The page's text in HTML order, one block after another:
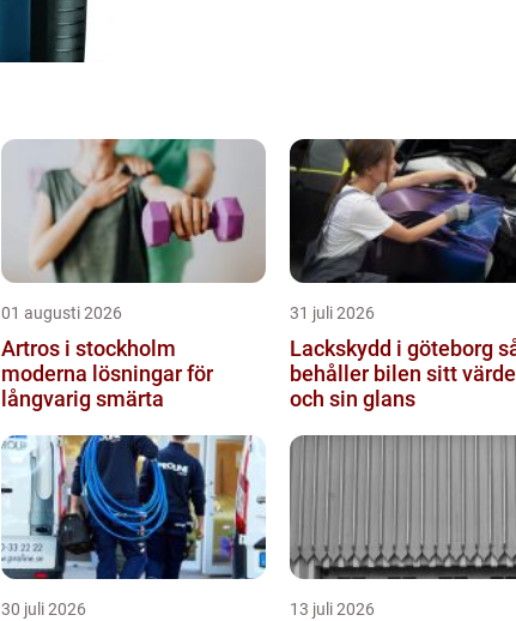
01 augusti 2026
Artros i stockholm
moderna lösningar för
långvarig smärta
31 juli 2026
Lackskydd i göteborg så
behåller bilen sitt värde
och sin glans
30 juli 2026 13 juli 2026